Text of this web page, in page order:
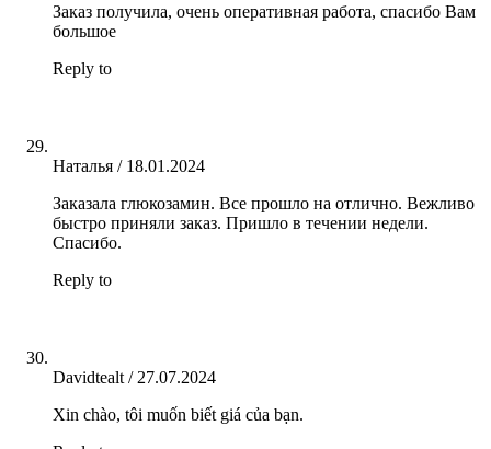
Заказ получила, очень оперативная работа, спасибо Вам
большое
Reply to
Наталья / 18.01.2024
Заказала глюкозамин. Все прошло на отлично. Вежливо
быстро приняли заказ. Пришло в течении недели.
Спасибо.
Reply to
Davidtealt / 27.07.2024
Xin chào, tôi muốn biết giá của bạn.